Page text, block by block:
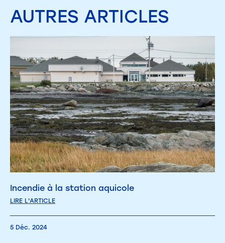
AUTRES ARTICLES
Incendie à la station aquicole
LIRE L'ARTICLE
5 Déc. 2024